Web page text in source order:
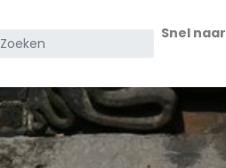
Zoek
Snel naar